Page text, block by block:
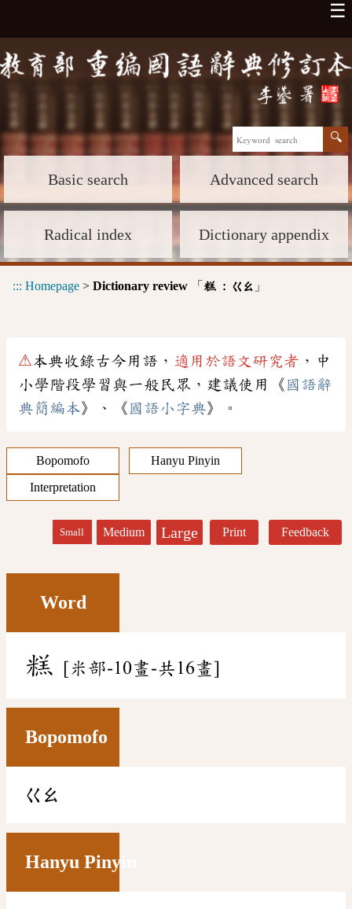
☰
Basic search Advanced search
Radical index Dictionary appendix
::: Homepage > Dictionary review 「 糕 : ㄍㄠ 」
⚠本典收錄古今用語， 適用於語文研究者 ，中
小學階段學習與一般民眾，建議使用《 國語辭
典簡編本》、《 國語小字典》。
Bopomofo
Hanyu Pinyin
Interpretation
Small Medium Large Print Feedback
Word
糕 [米部-10畫-共16畫]
Bopomofo
ㄍㄠ
Hanyu Pinyin